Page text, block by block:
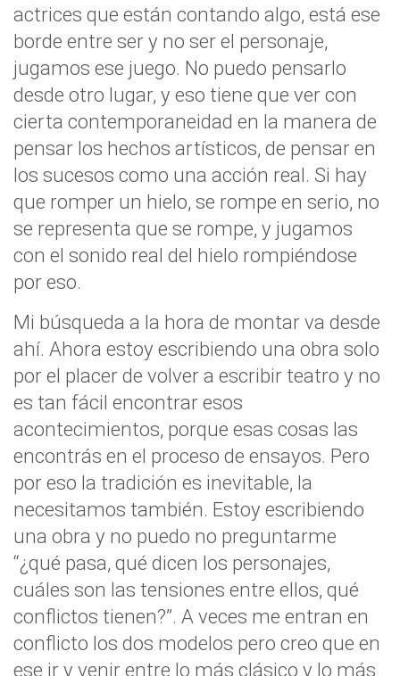
actrices que están contando algo, está ese
borde entre ser y no ser el personaje,
jugamos ese juego. No puedo pensarlo
desde otro lugar, y eso tiene que ver con
cierta contemporaneidad en la manera de
pensar los hechos artísticos, de pensar en
los sucesos como una acción real. Si hay
que romper un hielo, se rompe en serio, no
se representa que se rompe, y jugamos
con el sonido real del hielo rompiéndose
por eso.
Mi búsqueda a la hora de montar va desde
ahí. Ahora estoy escribiendo una obra solo
por el placer de volver a escribir teatro y no
es tan fácil encontrar esos
acontecimientos, porque esas cosas las
encontrás en el proceso de ensayos. Pero
por eso la tradición es inevitable, la
necesitamos también. Estoy escribiendo
una obra y no puedo no preguntarme
“¿qué pasa, qué dicen los personajes,
cuáles son las tensiones entre ellos, qué
conflictos tienen?”. A veces me entran en
conflicto los dos modelos pero creo que en
ese ir y venir entre lo más clásico y lo más